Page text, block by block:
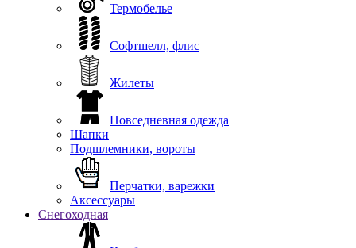
Термобелье
Софтшелл, флис
Жилеты
Повседневная одежда
Шапки
Подшлемники, вороты
Перчатки, варежки
Аксессуары
Снегоходная